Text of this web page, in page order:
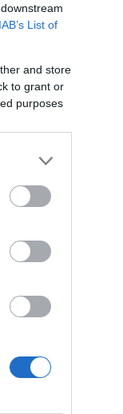
IAB’s List of
and store
to grant or
purposes